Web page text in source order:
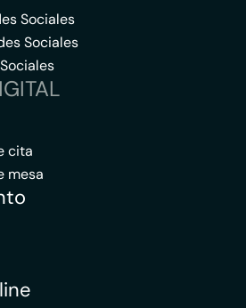
Sociales
Sociales
cita
mesa